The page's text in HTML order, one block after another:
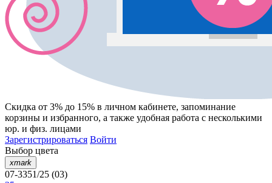
Скидка от 3% до 15% в личном кабинете, запоминание
корзины и избранного, а также удобная работа с несколькими
юр. и физ. лицами
Зарегистрироваться Войти
Выбор цвета
xmark
07-3351/25 (03)